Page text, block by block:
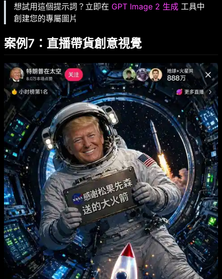
想試用這個提示詞？立即在 GPT Image 2 生成 工具中
創建您的專屬圖片
案例7：直播帶貨創意視覺